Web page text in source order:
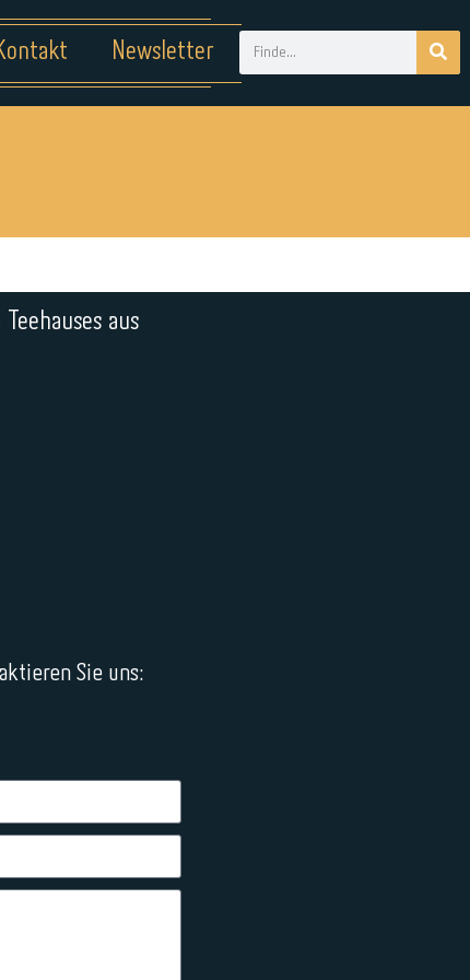
Newsletter
aus
Sie uns: